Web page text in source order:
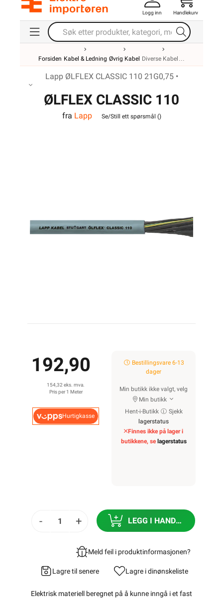
Logg inn Handlekurv
Forsiden Kabel & Ledning Øvrig Kabel Diverse Kabel
Lapp ØLFLEX CLASSIC 110 21G0,75 •
ØLFLEX CLASSIC 110
21G0,75
fra Lapp Se/Still ett spørsmål ()
192,90
154,32 eks. mva.
Pris per 1 Meter
Hurtigkasse
Bestillingsvare 6-13
dager
Min butikk ikke valgt, velg
Min butikk
Hent-i-Butikk
Sjekk
lagerstatus
Finnes ikke på lager i
butikkene, se lagerstatus
- + LEGG I HANDLEKURV
Meld feil i produktinformasjonen?
Lagre til senere Lagre i dinønskeliste
Elektrisk materiell beregnet på å kunne inngå i et fast